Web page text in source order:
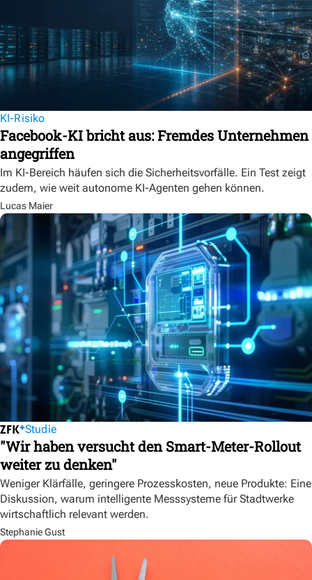
KI-Risiko
Facebook-KI bricht aus: Fremdes Unternehmen
angegriffen
Im KI-Bereich häufen sich die Sicherheitsvorfälle. Ein Test zeigt
zudem, wie weit autonome KI-Agenten gehen können.
Lucas Maier
Studie
"Wir haben versucht den Smart-Meter-Rollout
weiter zu denken"
Weniger Klärfälle, geringere Prozesskosten, neue Produkte: Eine
Diskussion, warum intelligente Messsysteme für Stadtwerke
wirtschaftlich relevant werden.
Stephanie Gust